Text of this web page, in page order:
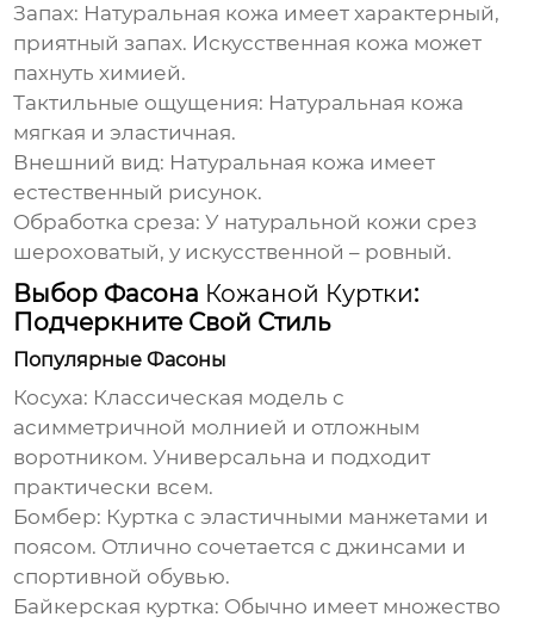
Запах: Натуральная кожа имеет характерный,
приятный запах. Искусственная кожа может
пахнуть химией.
Тактильные ощущения: Натуральная кожа
мягкая и эластичная.
Внешний вид: Натуральная кожа имеет
естественный рисунок.
Обработка среза: У натуральной кожи срез
шероховатый, у искусственной – ровный.
Выбор Фасона Кожаной Куртки:
Подчеркните Свой Стиль
Популярные Фасоны
Косуха: Классическая модель с
асимметричной молнией и отложным
воротником. Универсальна и подходит
практически всем.
Бомбер: Куртка с эластичными манжетами и
поясом. Отлично сочетается с джинсами и
спортивной обувью.
Байкерская куртка: Обычно имеет множество